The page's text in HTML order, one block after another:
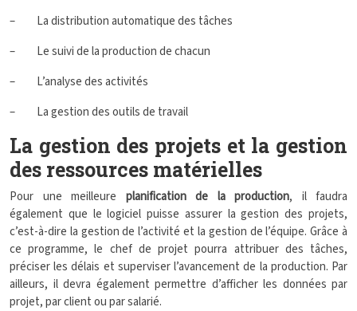
– La distribution automatique des tâches
– Le suivi de la production de chacun
– L’analyse des activités
– La gestion des outils de travail
La gestion des projets et la gestion
des ressources matérielles
Pour une meilleure planification de la production, il faudra
également que le logiciel puisse assurer la gestion des projets,
c’est-à-dire la gestion de l’activité et la gestion de l’équipe. Grâce à
ce programme, le chef de projet pourra attribuer des tâches,
préciser les délais et superviser l’avancement de la production. Par
ailleurs, il devra également permettre d’afficher les données par
projet, par client ou par salarié.